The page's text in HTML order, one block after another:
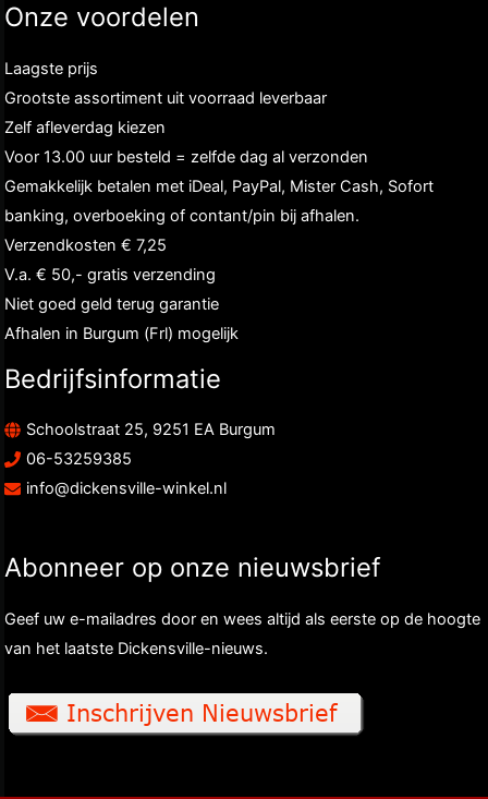
Onze voordelen
Laagste prijs
Grootste assortiment uit voorraad leverbaar
Zelf afleverdag kiezen
Voor 13.00 uur besteld = zelfde dag al verzonden
Gemakkelijk betalen met iDeal, PayPal, Mister Cash, Sofort
banking, overboeking of contant/pin bij afhalen.
Verzendkosten € 7,25
V.a. € 50,- gratis verzending
Niet goed geld terug garantie
Afhalen in Burgum (Frl) mogelijk
Bedrijfsinformatie
Schoolstraat 25, 9251 EA Burgum
06-53259385
info@dickensville-winkel.nl
Abonneer op onze nieuwsbrief
Geef uw e-mailadres door en wees altijd als eerste op de hoogte
van het laatste Dickensville-nieuws.